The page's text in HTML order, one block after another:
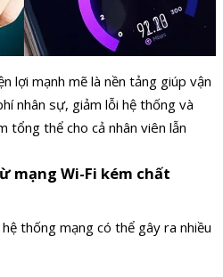
lợi mạnh mẽ là nền tảng giúp vận
nhân sự, giảm lỗi hệ thống và
tổng thể cho cả nhân viên lẫn
mạng Wi-Fi kém chất
thống mạng có thể gây ra nhiều